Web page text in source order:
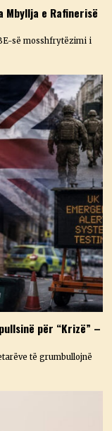
Mbyllja e Rafinerisë
së mosshfrytëzimi i
për “Krizë” –
të grumbullojnë